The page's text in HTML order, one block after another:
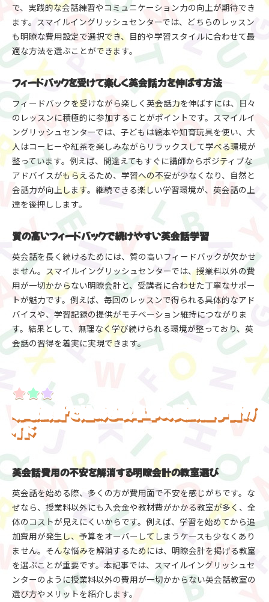
で、実践的な会話練習やコミュニケーション力の向上が期待でき
ます。スマイルイングリッシュセンターでは、どちらのレッスン
も明瞭な費用設定で選択でき、目的や学習スタイルに合わせて最
適な方法を選ぶことができます。
フィードバックを受けて楽しく英会話力を伸ばす方法
フィードバックを受けながら楽しく英会話力を伸ばすには、日々
のレッスンに積極的に参加することがポイントです。スマイルイ
ングリッシュセンターでは、子どもは絵本や知育玩具を使い、大
人はコーヒーや紅茶を楽しみながらリラックスして学べる環境が
整っています。例えば、間違えてもすぐに講師からポジティブな
アドバイスがもらえるため、学習への不安が少なくなり、自然と
会話力が向上します。継続できる楽しい学習環境が、英会話の上
達を後押しします。
質の高いフィードバックで続けやすい英会話学習
英会話を長く続けるためには、質の高いフィードバックが欠かせ
ません。スマイルイングリッシュセンターでは、授業料以外の費
用が一切かからない明瞭会計と、受講者に合わせた丁寧なサポー
トが魅力です。例えば、毎回のレッスンで得られる具体的なアド
バイスや、学習記録の提供がモチベーション維持につながりま
す。結果として、無理なく学び続けられる環境が整っており、英
会話の習得を着実に実現できます。
明瞭会計で始める岐阜市の英会話学習ガ
イド
英会話費用の不安を解消する明瞭会計の教室選び
英会話を始める際、多くの方が費用面で不安を感じがちです。な
ぜなら、授業料以外にも入会金や教材費がかかる教室が多く、全
体のコストが見えにくいからです。例えば、学習を始めてから追
加費用が発生し、予算をオーバーしてしまうケースも少なくあり
ません。そんな悩みを解消するためには、明瞭会計を掲げる教室
を選ぶことが重要です。本記事では、スマイルイングリッシュセ
ンターのように授業料以外の費用が一切かからない英会話教室の
選び方やメリットを紹介します。